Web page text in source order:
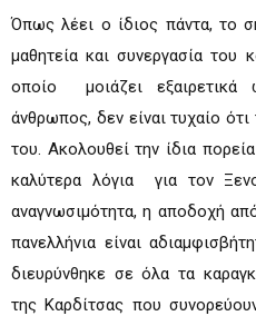
Όπως λέει ο ίδιος πάντα, το
μαθητεία και συνεργασία του
οποίο μοιάζει
άνθρωπος, δεν είναι τυχαίο
του. Ακολουθεί την ίδια
καλύτερα λόγια για τον
αναγνωσιμότητα, η αποδοχή
πανελλήνια είναι
διευρύνθηκε σε όλα τα
της Καρδίτσας που